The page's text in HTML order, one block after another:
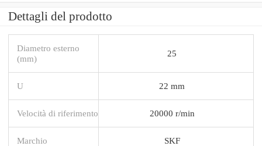
Dettagli del prodotto
Diametro esterno
(mm)
25
U 22 mm
Velocità di riferimento 20000 r/min
Marchio SKF